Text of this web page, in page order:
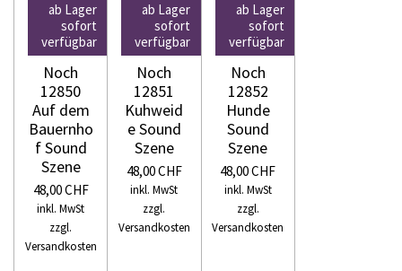
ab Lager
sofort
verfügbar
Noch
12850
Auf dem
Bauernho
f Sound
Szene
48,00 CHF
inkl. MwSt
zzgl.
Versandkosten
ab Lager
sofort
verfügbar
Noch
12851
Kuhweid
e Sound
Szene
48,00 CHF
inkl. MwSt
zzgl.
Versandkosten
ab Lager
sofort
verfügbar
Noch
12852
Hunde
Sound
Szene
48,00 CHF
inkl. MwSt
zzgl.
Versandkosten